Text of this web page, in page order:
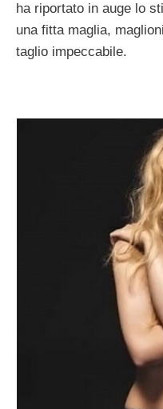
ha riportato in auge lo
una fitta maglia,
taglio impeccabile.